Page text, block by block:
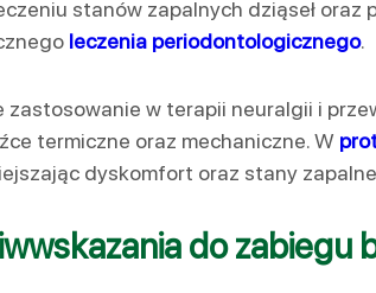
stanów zapalnych dziąseł
leczenia periodontologicznego.
w terapii neuralgii i
termiczne oraz mechaniczne. W
dyskomfort oraz stany
do zabiegu